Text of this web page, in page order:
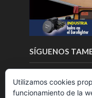
SÍGUENOS
Utilizamos cookies
funcionamiento de la